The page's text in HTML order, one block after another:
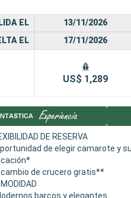
EL
EL
13/11/2026
17/11/2026
US$ 1,289
DE RESERVA
de elegir camarote y su
cambio de crucero gratis**
barcos y elegantes